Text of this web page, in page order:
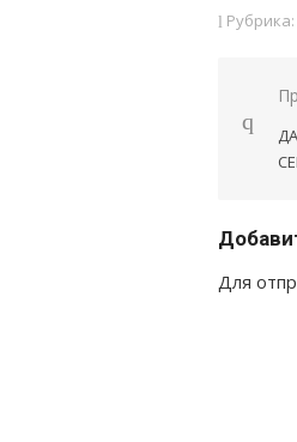
Рубрика:
по
Для